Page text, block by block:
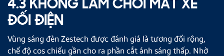
4.3 KHÔNG LÀM CHÓI MẮT XE
ĐỐI ĐIỆN
Vùng sáng đèn Zestech được đánh giá là tương đối rộng,
chế độ cos chiếu gần cho ra phần cắt ánh sáng thấp. Nhờ